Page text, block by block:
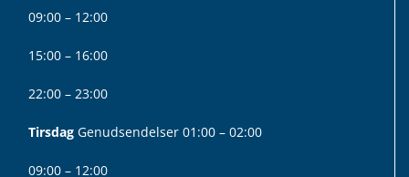
09:00 – 12:00
15:00 – 16:00
22:00 – 23:00
Tirsdag Genudsendelser 01:00 – 02:00
09:00 – 12:00